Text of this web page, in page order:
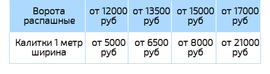
Ворота
распашные
от 12000
руб
от 13500
руб
от 15000
руб
от 17000
руб
Калитки 1 метр
ширина
от 5000
руб
от 6500
руб
от 8000
руб
от 21000
руб